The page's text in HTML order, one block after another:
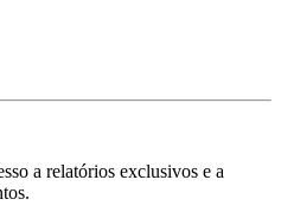
a relatórios exclusivos e a